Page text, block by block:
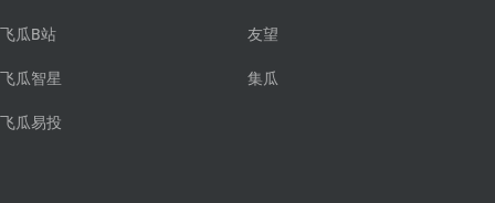
飞瓜B站
飞瓜智星
飞瓜易投
友望
集瓜